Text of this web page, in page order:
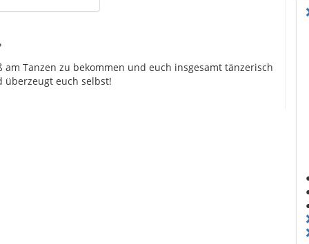
Tanzen zu bekommen und euch insgesamt tänzerisch
überzeugt euch selbst!